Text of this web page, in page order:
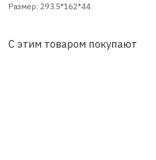
Размер: 293.5*162*44
С этим товаром покупают